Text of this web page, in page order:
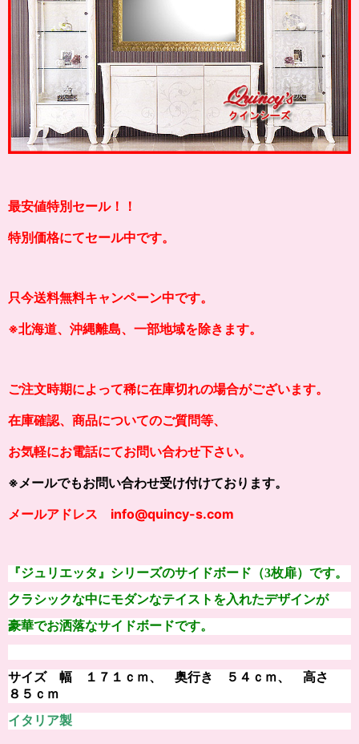
最安値特別セール！！
特別価格にてセール中です。
只今送料無料キャンペーン中です。
※北海道、沖縄離島、一部地域を除きます。
ご注文時期によって稀に在庫切れの場合がございます。
在庫確認、商品についてのご質問等、
お気軽にお電話にてお問い合わせ下さい。
※メールでもお問い合わせ受け付けております。
メールアドレス info@quincy-s.com
『ジュリエッタ』シリーズのサイドボード（3枚扉）です。
クラシックな中にモダンなテイストを入れたデザインが
豪華でお洒落なサイドボードです。
サイズ 幅 １７１ｃｍ、 奥行き ５４ｃｍ、 高さ
８５ｃｍ
イタリア製